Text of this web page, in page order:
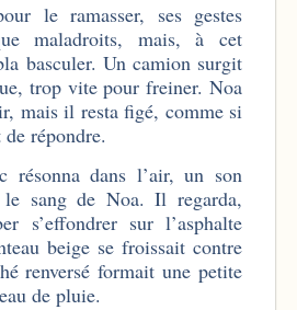
le ramasser, ses gestes
maladroits, mais, à cet
basculer. Un camion surgit
trop vite pour freiner. Noa
mais il resta figé, comme si
répondre.
résonna dans l’air, un son
sang de Noa. Il regarda,
s’effondrer sur l’asphalte
beige se froissait contre
renversé formait une petite
de pluie.